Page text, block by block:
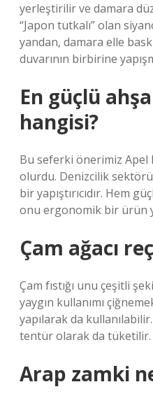
yerleştirilir ve damara
“Japon tutkalı” olan
yandan, damara elle
duvarının birbirine
En güçlü
hangisi?
Bu seferki önerimiz Apel
olurdu. Denizcilik
bir yapıştırıcıdır. Hem
onu ergonomik bir ürün
Çam ağacı
Çam fıstığı unu çeşitli
yaygın kullanımı
yapılarak da
tentür olarak da tüketilir.
Arap zamki